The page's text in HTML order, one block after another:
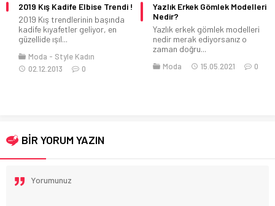
2019 Kış Kadife Elbise Trendi !
2019 Kış trendlerinin başında
kadife kıyafetler geliyor, en
güzellide ışıl...
Moda
Style Kadın
02.12.2013
0
Yazlık Erkek Gömlek Modelleri
Nedir?
Yazlık erkek gömlek modelleri
nedir merak ediyorsanız o
zaman doğru...
Moda 15.05.2021 0
BİR YORUM YAZIN